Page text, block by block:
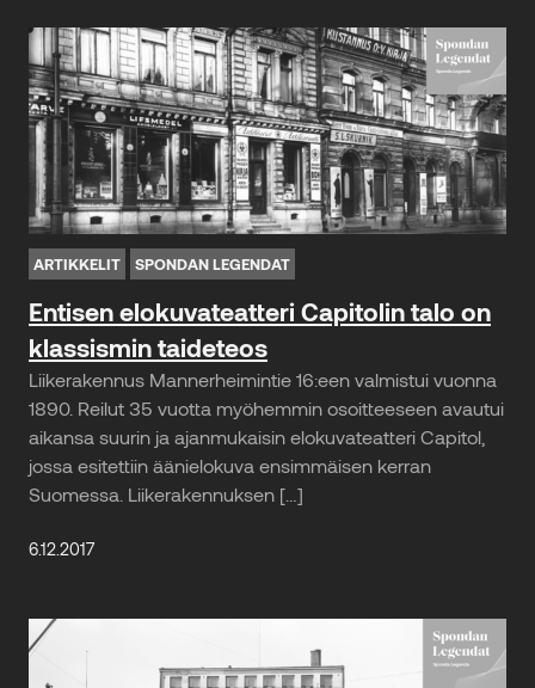
ARTIKKELIT SPONDAN LEGENDAT
Entisen elokuvateatteri Capitolin talo on
klassismin taideteos
Liikerakennus Mannerheimintie 16:een valmistui vuonna
1890. Reilut 35 vuotta myöhemmin osoitteeseen avautui
aikansa suurin ja ajanmukaisin elokuvateatteri Capitol,
jossa esitettiin äänielokuva ensimmäisen kerran
Suomessa. Liikerakennuksen […]
6.12.2017